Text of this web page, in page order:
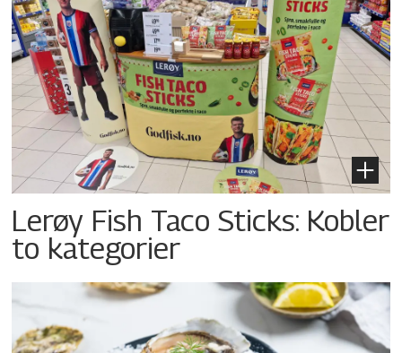
Lerøy Fish Taco Sticks: Kobler
to kategorier